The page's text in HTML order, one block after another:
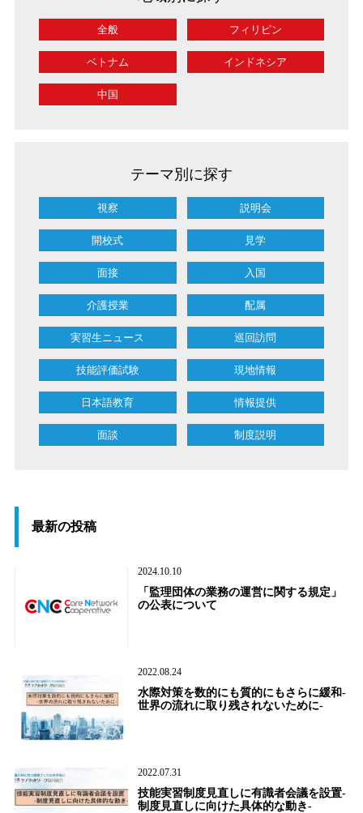
全般 フィリピン
ベトナム インドネシア
中国
テーマ別に探す
視察 説明会
開校式 見学
面接 入国
介護授業 配属
実習生ニュース 巡回訪問
技能評価試験 現地情報
日本語教育 情報提供
面談 制度説明
最新の投稿
2024.10.10
「監理団体の業務の運営に関する規定」
の公表について
2022.08.24
水際対策を数的にも質的にもさらに緩和-
世界の流れに取り残されないために-
2022.07.31
技能実習制度見直しに有識者会議を設置-
制度見直しに向けた具体的な動き-